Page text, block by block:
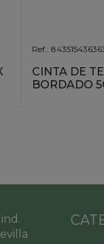
Ref.:
CINTA DE
BORDADO